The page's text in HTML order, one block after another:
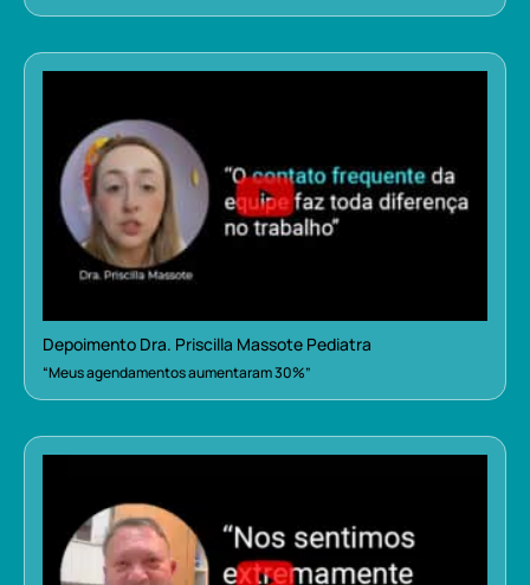
Depoimento Dra. Priscilla Massote Pediatra
“Meus agendamentos aumentaram 30%”